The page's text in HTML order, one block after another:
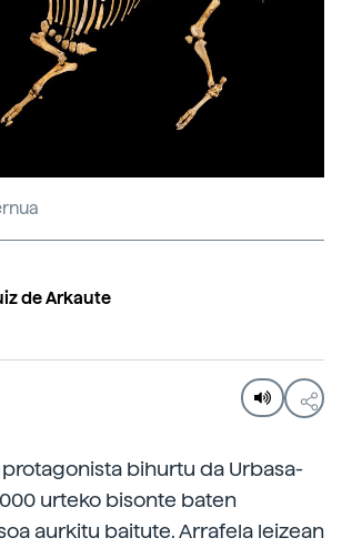
de Arkaute
bihurtu da Urbasa-
urteko bisonte baten
aurkitu baitute. Arrafela leizean